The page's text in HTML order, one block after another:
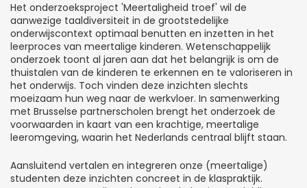
Het onderzoeksproject 'Meertaligheid troef' wil de
aanwezige taaldiversiteit in de grootstedelijke
onderwijscontext optimaal benutten en inzetten in het
leerproces van meertalige kinderen. Wetenschappelijk
onderzoek toont al jaren aan dat het belangrijk is om de
thuistalen van de kinderen te erkennen en te valoriseren in
het onderwijs. Toch vinden deze inzichten slechts
moeizaam hun weg naar de werkvloer. In samenwerking
met Brusselse partnerscholen brengt het onderzoek de
voorwaarden in kaart van een krachtige, meertalige
leeromgeving, waarin het Nederlands centraal blijft staan.
Aansluitend vertalen en integreren onze (meertalige)
studenten deze inzichten concreet in de klaspraktijk.